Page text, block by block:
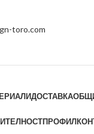
toro.com
ДОСТАВКА
ПРОФИЛ